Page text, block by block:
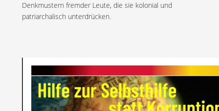
Denkmustern fremder Leute, die sie kolonial und
patriarchalisch unterdrücken.